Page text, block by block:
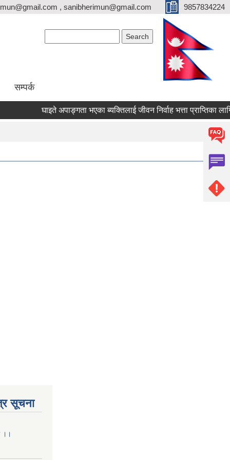
, sanibherimun@gmail.com 9857834224
सम्पर्क
घाइते अपाङ्गता भएका ब्यक्तिलाई जीवन निर्वाह भत्ता प्राप्तिका लागि
सूचना
।।